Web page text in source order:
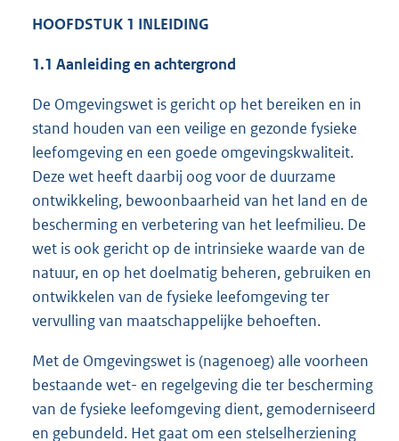
HOOFDSTUK 1 INLEIDING
1.1 Aanleiding en achtergrond
De Omgevingswet is gericht op het bereiken en in
stand houden van een veilige en gezonde fysieke
leefomgeving en een goede omgevingskwaliteit.
Deze wet heeft daarbij oog voor de duurzame
ontwikkeling, bewoonbaarheid van het land en de
bescherming en verbetering van het leefmilieu. De
wet is ook gericht op de intrinsieke waarde van de
natuur, en op het doelmatig beheren, gebruiken en
ontwikkelen van de fysieke leefomgeving ter
vervulling van maatschappelijke behoeften.
Met de Omgevingswet is (nagenoeg) alle voorheen
bestaande wet- en regelgeving die ter bescherming
van de fysieke leefomgeving dient, gemoderniseerd
en gebundeld. Het gaat om een stelselherziening